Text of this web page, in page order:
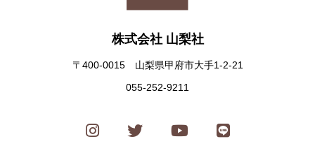
株式会社 山梨社
〒400-0015 山梨県甲府市大手1-2-21
055-252-9211